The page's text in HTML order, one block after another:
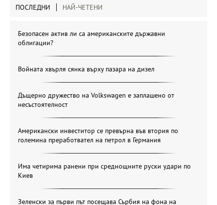
ПОСЛЕДНИ НАЙ-ЧЕТЕНИ
Безопасен актив ли са американските държавни
облигации?
Войната хвърля сянка върху пазара на дизел
Дъщерно дружество на Volkswagen е заплашено от
несъстоятелност
Американски инвеститор се превърна във втория по
големина преработвател на петрол в Германия
Има четирима ранени при среднощните руски удари по
Киев
Зеленски за първи път посещава Сърбия на фона на